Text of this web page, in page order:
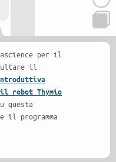
per il
il
robot Thymio
questa
il programma